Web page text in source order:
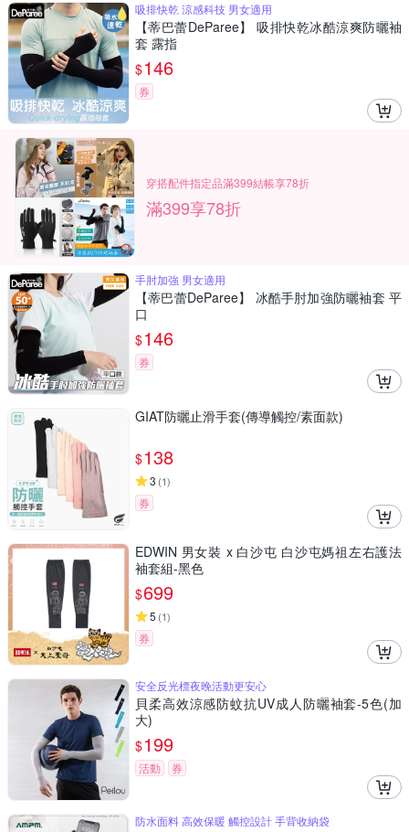
吸排快乾 涼感科技 男女適用
【蒂巴蕾DeParee】 吸排快乾冰酷涼爽防曬袖
套 露指
$146
券
穿搭配件指定品滿399結帳享78折
滿399享78折
手肘加強 男女適用
【蒂巴蕾DeParee】 冰酷手肘加強防曬袖套 平
口
$146
券
GIAT防曬止滑手套(傳導觸控/素面款)
$138
3 (1)
券
EDWIN 男女裝 x 白沙屯 白沙屯媽祖左右護法
袖套組-黑色
$699
5 (1)
券
安全反光標夜晚活動更安心
貝柔高效涼感防蚊抗UV成人防曬袖套-5色(加
大)
$199
活動 券
防水面料 高效保暖 觸控設計 手背收納袋